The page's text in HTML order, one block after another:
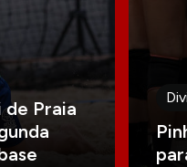
Praia